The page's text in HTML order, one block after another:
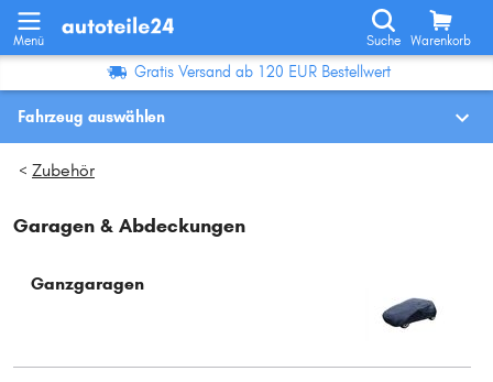
Menü Suche Warenkorb
Gratis Versand ab 120 EUR Bestellwert
Fahrzeug auswählen
Wo finde ich die?
Oder Fahrzeugauswahl nach Kriterien:
> Zubehör
Garagen & Abdeckungen
Ganzgaragen